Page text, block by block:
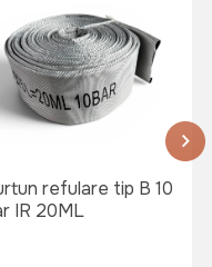
refulare tip B 10
IR 20ML